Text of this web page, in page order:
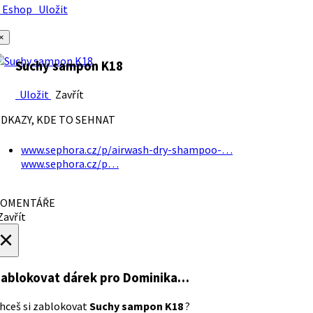
Uložit
Suchy sampon K18
Uložit Zavřít
KDE TO SEHNAT
www.sephora.cz/p/airwash-dry-shampoo-…
www.sephora.cz/p…
dárek pro Dominika…
si zablokovatSuchy sampon K18?